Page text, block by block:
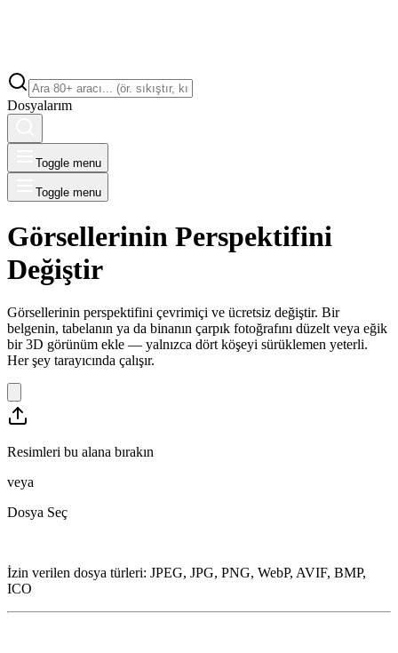
Dosyalarım
Toggle menu
Toggle menu
Görsellerinin Perspektifini
Değiştir
Görsellerinin perspektifini çevrimiçi ve ücretsiz değiştir. Bir
belgenin, tabelanın ya da binanın çarpık fotoğrafını düzelt veya eğik
bir 3D görünüm ekle — yalnızca dört köşeyi sürüklemen yeterli.
Her şey tarayıcında çalışır.
Resimleri bu alana bırakın
veya
Dosya Seç
İzin verilen dosya türleri: JPEG, JPG, PNG, WebP, AVIF, BMP,
ICO